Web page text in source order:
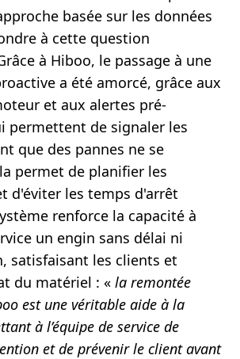
basée sur les données
à cette question
à Hiboo, le passage à une
a été amorcé, grâce aux
et aux alertes pré-
permettent de signaler les
que des pannes ne se
permet de planifier les
d'éviter les temps d'arrêt
renforce la capacité à
un engin sans délai ni
satisfaisant les clients et
du matériel : « la remontée
est une véritable aide à la
à l’équipe de service de
et de prévenir le client avant